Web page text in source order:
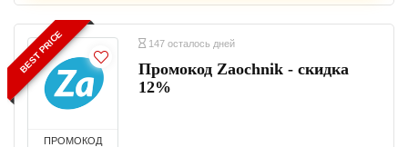
BEST PRICE
ПРОМОКОД
147 осталось дней
Промокод Zaochnik - скидка
12%